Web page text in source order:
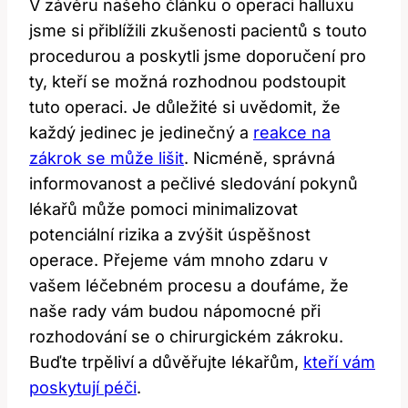
V závěru našeho článku o operaci halluxu
jsme si přiblížili zkušenosti pacientů s touto
procedurou a poskytli jsme doporučení pro
ty, kteří se možná rozhodnou podstoupit
tuto operaci. Je důležité si uvědomit, že
každý jedinec je jedinečný a reakce na
zákrok se může lišit. Nicméně, správná
informovanost a pečlivé sledování pokynů
lékařů může pomoci minimalizovat
potenciální rizika a zvýšit úspěšnost
operace. Přejeme vám mnoho zdaru v
vašem léčebném procesu a doufáme, že
naše rady vám budou nápomocné při
rozhodování se o chirurgickém zákroku.
Buďte trpěliví a důvěřujte lékařům, kteří vám
poskytují péči.